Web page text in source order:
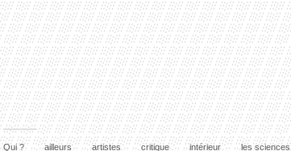
Qui ? ailleurs artistes critique intérieur les sciences